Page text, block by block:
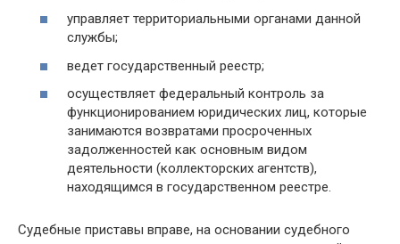
управляет территориальными органами данной
службы;
ведет государственный реестр;
осуществляет федеральный контроль за
функционированием юридических лиц, которые
занимаются возвратами просроченных
задолженностей как основным видом
деятельности (коллекторских агентств),
находящимся в государственном реестре.
Судебные приставы вправе, на основании судебного